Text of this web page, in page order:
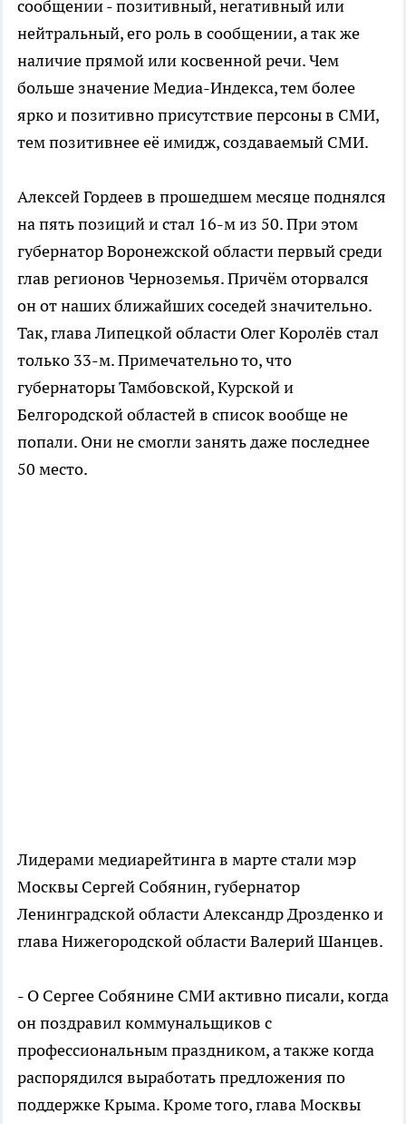
сообщении - позитивный, негативный или
нейтральный, его роль в сообщении, а так же
наличие прямой или косвенной речи. Чем
больше значение Медиа-Индекса, тем более
ярко и позитивно присутствие персоны в СМИ,
тем позитивнее её имидж, создаваемый СМИ.
Алексей Гордеев в прошедшем месяце поднялся
на пять позиций и стал 16-м из 50. При этом
губернатор Воронежской области первый среди
глав регионов Черноземья. Причём оторвался
он от наших ближайших соседей значительно.
Так, глава Липецкой области Олег Королёв стал
только 33-м. Примечательно то, что
губернаторы Тамбовской, Курской и
Белгородской областей в список вообще не
попали. Они не смогли занять даже последнее
50 место.
Лидерами медиарейтинга в марте стали мэр
Москвы Сергей Собянин, губернатор
Ленинградской области Александр Дрозденко и
глава Нижегородской области Валерий Шанцев.
- О Сергее Собянине СМИ активно писали, когда
он поздравил коммунальщиков с
профессиональным праздником, а также когда
распорядился выработать предложения по
поддержке Крыма. Кроме того, глава Москвы